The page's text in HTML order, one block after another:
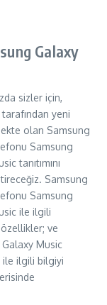
Galaxy
sizler için,
yeni
olan Samsung
Samsung
tanıtımını
Samsung
Samsung
ile ilgili
ve
Music
ile ilgili bilgiyi